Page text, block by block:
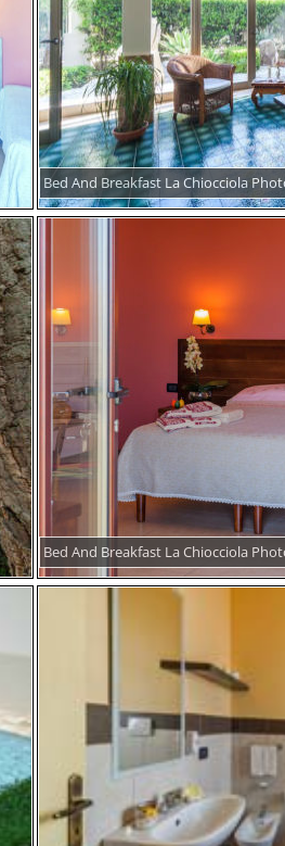
Bed And Breakfast La Chiocciola
Bed And Breakfast La Chiocciola